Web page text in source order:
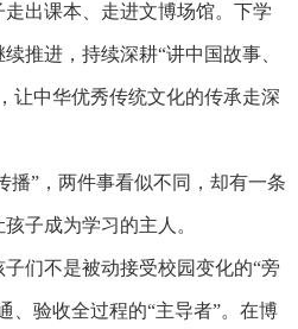
出课本、走进文博场馆。下学
推进，持续深耕“讲中国故事、
让中华优秀传统文化的传承走深
”，两件事看似不同，却有一条
子成为学习的主人。
们不是被动接受校园变化的“旁
、验收全过程的“主导者”。在博